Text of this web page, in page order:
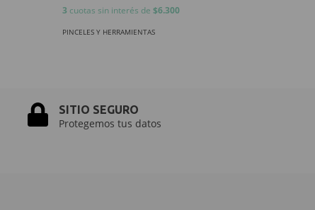
3 cuotas sin interés de $6.300
PINCELES Y HERRAMIENTAS
SITIO SEGURO
Protegemos tus datos